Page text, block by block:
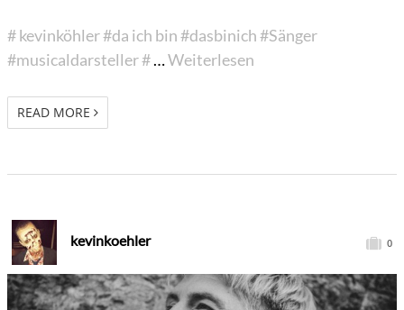
# kevinköhler#da ich bin#dasbinich#Sänger
#musicaldarsteller#…Weiterlesen
READ MORE
kevinkoehler 0